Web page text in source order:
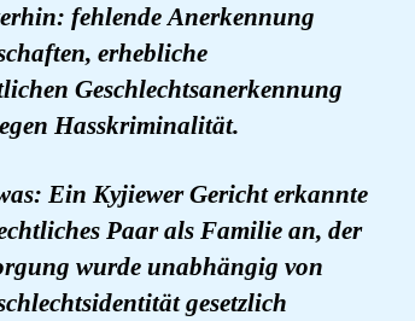
fehlende Anerkennung
erhebliche
Geschlechtsanerkennung
Hasskriminalität.
Ein Kyjiewer Gericht erkannte
Paar als Familie an, der
wurde unabhängig von
gesetzlich